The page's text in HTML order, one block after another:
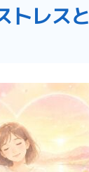
トレス